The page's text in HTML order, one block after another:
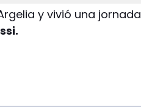
y vivió una jornada